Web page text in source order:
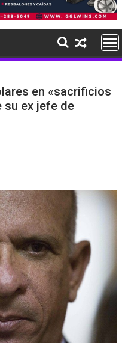
en «sacrificios
su ex jefe de